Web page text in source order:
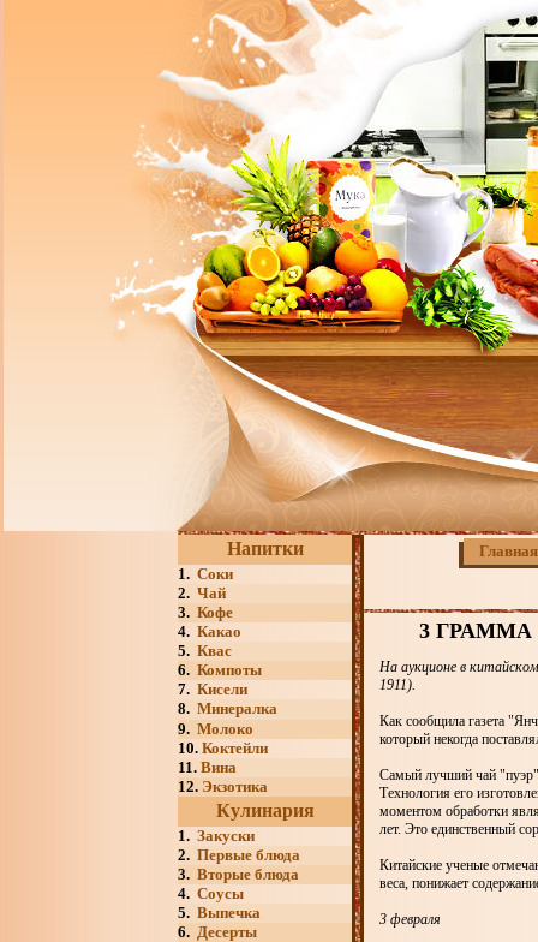
Напитки
1. Соки
2. Чай
3. Кофе
4. Какао
5. Квас
6. Компоты
7. Кисели
8. Минералка
9. Молоко
10. Коктейли
11. Вина
12. Экзотика
Кулинария
1. Закуски
2. Первые блюда
3. Вторые блюда
4. Соусы
5. Выпечка
6. Десерты
Главная
3
На аукционе в
1911).
Как сообщила газета
который некогда
Самый лучший чай
Технология его
моментом обработки
лет. Это единственный
Китайские ученые
веса, понижает
3 февраля